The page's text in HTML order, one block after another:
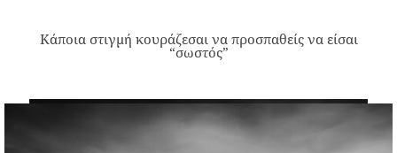
Κάποια στιγμή κουράζεσαι να προσπαθείς να είσαι
“σωστός”